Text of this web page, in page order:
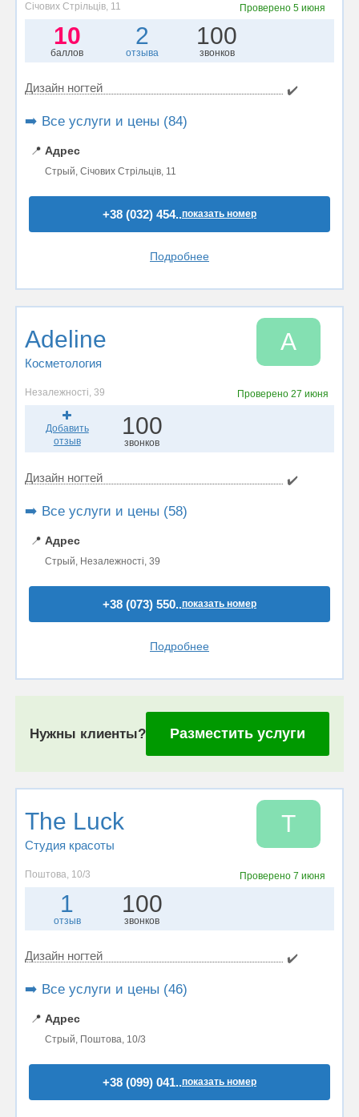
Січових Стрільців, 11 Проверено5 июня
10
баллов
2
отзыва
100
звонков
Дизайн ногтей ✔️
➡️ Все услуги и цены (84)
📍 Адрес
Стрый, Січових Стрільців, 11
+38 (032) 454..показать номер
Подробнее
Adeline
Косметология
A
Незалежності, 39 Проверено 27 июня
Добавить
отзыв
100
звонков
Дизайн ногтей ✔️
➡️ Все услуги и цены (58)
📍 Адрес
Стрый, Незалежності, 39
+38 (073) 550..показать номер
Подробнее
Нужны клиенты? Разместить услуги
The Luck
Студия красоты
T
Поштова, 10/3 Проверено7 июня
1
отзыв
100
звонков
Дизайн ногтей ✔️
➡️ Все услуги и цены (46)
📍 Адрес
Стрый, Поштова, 10/3
+38 (099) 041..показать номер